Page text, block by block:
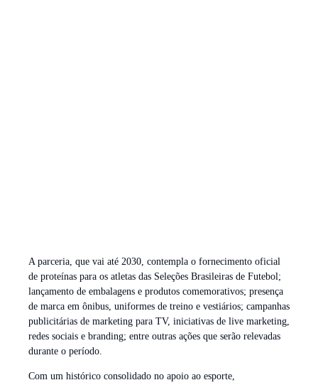
A parceria, que vai até 2030, contempla o fornecimento oficial
de proteínas para os atletas das Seleções Brasileiras de Futebol;
lançamento de embalagens e produtos comemorativos; presença
de marca em ônibus, uniformes de treino e vestiários; campanhas
publicitárias de marketing para TV, iniciativas de live marketing,
redes sociais e branding; entre outras ações que serão relevadas
durante o período.
Com um histórico consolidado no apoio ao esporte,